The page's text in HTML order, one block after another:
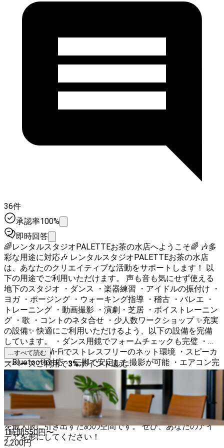
36件
承認率100%
即時回答
🌈レンタルスタジオPALETTEお茶の水店へようこそ🌈 🎶多
彩な用途に対応🎶 レンタルスタジオPALETTEお茶の水店
は、あなたのクリエイティブな活動をサポートします！ 以
下の用途でご利用いただけます。 声も音も気にせず使える
地下のスタジオ ・ダンス ・楽器練習 ・アイドルの振付け ・
ヨガ ・ポージング ・ウォーキング指導 ・稽古 ・バレエ ・
トレーニング ・動画撮影 ・演劇・芝居 ・ボイストレーニン
グ ・歌 ・コントのネタ合せ ・少人数ワークショップ ✨充実
の設備✨ 快適にご利用いただけるよう、以下の設備を完備
しています。 ・ダンス用鏡でフォームチェックも完璧 ・譜
面台 ・高速Wi-Fiでストレスフリーのネット環境 ・スピーカ
ーBluetooth対応 ・三脚で安定した撮影が可能 ・エアコン完
備で快適な室温- ・椅子６脚 ・テーブル 🚶‍♂️アクセス便利🚶‍♀️
御茶ノ水駅から徒歩6分の好立地！末広町・湯島・秋葉原３
駅も徒歩圏内。 🌟あなたの活動を応援します🌟 地下で声も
音も気にせず使えて、集中して練習や撮影に取り組めます。
レンタルスタジオPALETTEお茶の水店は、あなたの創造力
を最大限に引き出すための空間です。 ぜひ、あなたのアイ
デアを形にしてください！
...すべて読む
スペースご利用で3%ポイント還元
1時間550円〜
2,200円